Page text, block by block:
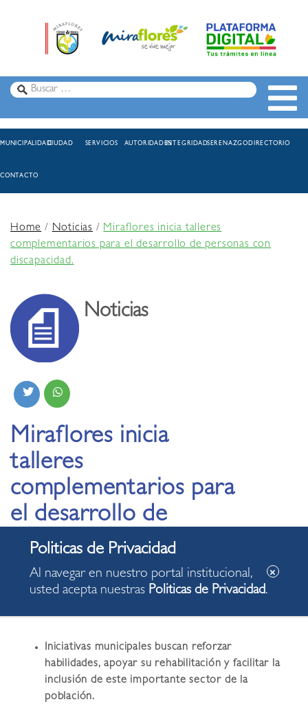
MUNICIPALIDADCIUDAD SERVICIOS AUTORIDADESINTEGRIDADSERENAZGODIRECTORIO
CONTACTO
Home/Noticias /Miraflores inicia talleres
complementarios para el desarrollo de personas con
discapacidad.
Noticias
Miraflores inicia
talleres
complementarios para
el desarrollo de
personas con
discapacidad.
Iniciativas municipales buscan reforzar
habilidades, apoyar su rehabilitación y facilitar la
inclusión de este importante sector de la
población.
Al navegar en nuestro portal institucional,
usted acepta nuestras Politicas de Privacidad.